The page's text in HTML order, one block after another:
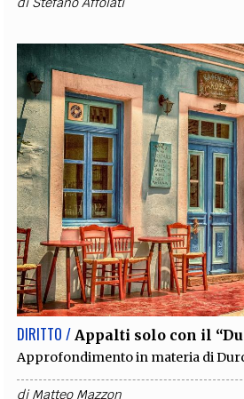
DIRITTO / Appalti solo con il
Approfondimento in materia di
diMatteo Mazzon